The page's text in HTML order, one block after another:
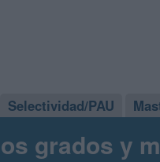
Selectividad/PAU
grados y